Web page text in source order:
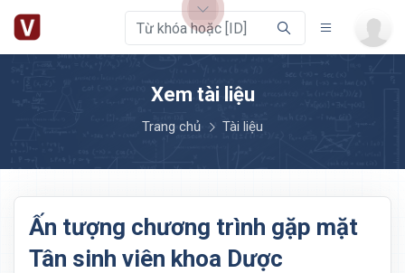
Xem tài liệu
Trang chủ Tài liệu
Ấn tượng chương trình gặp mặt
Tân sinh viên khoa Dược